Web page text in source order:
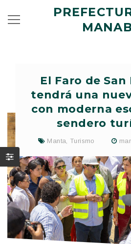
El Faro de San
tendrá una
con moderna
sendero
Manta Turismo